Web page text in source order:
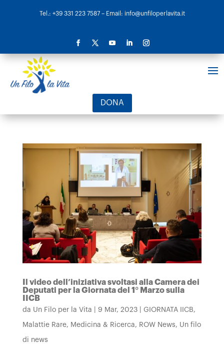
Tel.: +39 331 223 7587– Email: info@unfiloperlavita.it
DONA
Il video dell’iniziativa svoltasi alla Camera dei
Deputati per la Giornata del 1° Marzo sulla
IICB
da Un Filo per la Vita 9 Mar, 2023| GIORNATA IICB,
Malattie Rare, Medicina & Ricerca, ROW News, Un filo
di news